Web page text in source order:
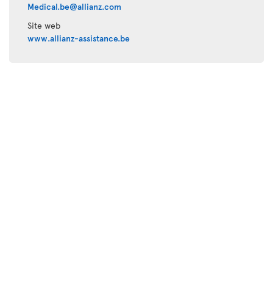
Medical.be@allianz.com
Site web
www.allianz-assistance.be